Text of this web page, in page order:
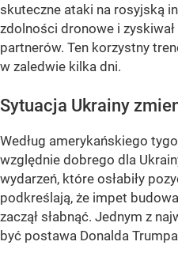
skuteczne ataki na rosyjską
zdolności dronowe i
partnerów. Ten korzystny
w zaledwie kilka dni.
Sytuacja Ukrainy
Według amerykańskiego
względnie dobrego dla
wydarzeń, które osłabiły
podkreślają, że impet
zaczął słabnąć. Jednym z
być postawa Donalda